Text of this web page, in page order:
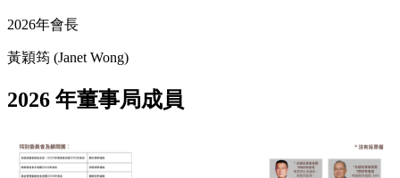
2026年會長
黃穎筠 (Janet Wong)
2026 年董事局成員